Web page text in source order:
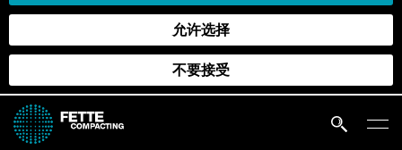
意，并在未来生效。详细信息可以在我们的隐私政策.中
允许选择
不要接受